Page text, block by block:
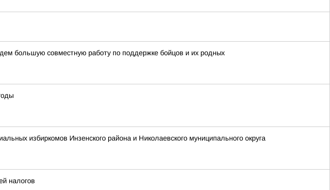
большую совместную работу по поддержке бойцов и их родных
избиркомов Инзенского района и Николаевского муниципального округа
налогов